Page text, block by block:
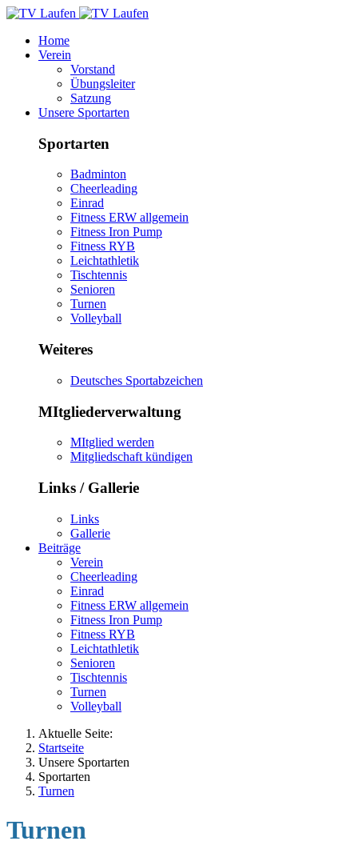
Home
Verein
Vorstand
Übungsleiter
Satzung
Unsere Sportarten
Sportarten
Badminton
Cheerleading
Einrad
Fitness ERW allgemein
Fitness Iron Pump
Fitness RYB
Leichtathletik
Tischtennis
Senioren
Turnen
Volleyball
Weiteres
Deutsches Sportabzeichen
MItgliederverwaltung
MItglied werden
Mitgliedschaft kündigen
Links / Gallerie
Links
Gallerie
Beiträge
Verein
Cheerleading
Einrad
Fitness ERW allgemein
Fitness Iron Pump
Fitness RYB
Leichtathletik
Senioren
Tischtennis
Turnen
Volleyball
Aktuelle Seite:
Startseite
Unsere Sportarten
Sportarten
Turnen
Turnen